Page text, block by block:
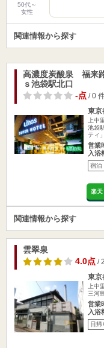
50代～
女性
関連情報から探す
高濃度炭酸泉 福来
ｓ池袋駅北口
-点/ 0
東京
上中
池袋
ティ
営業
入浴
宿泊
楽天
関連情報から探す
雲翠泉
4.0点/
東京
上中
三河
営業
入浴
日帰